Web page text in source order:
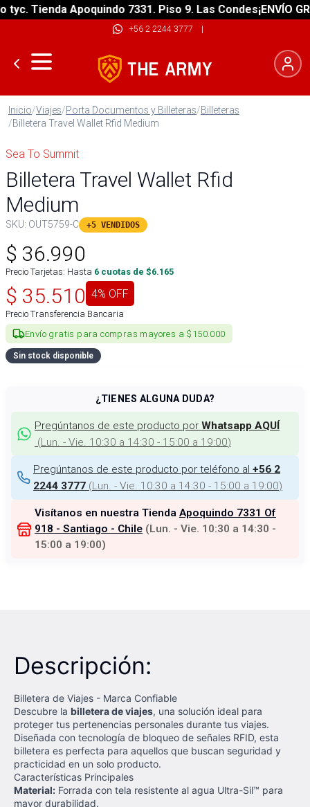
Tienda Apoquindo 7331. Piso 9. Las Condes¡ENVÍO
+56 2 2244 3777 |
Inicio/Viajes/Porta Documentos y Billeteras/Billeteras
/Billetera Travel Wallet Rfid Medium
Sea To Summit
Billetera Travel Wallet Rfid
Medium
SKU: OUT5759-C +5 VENDIDOS
$ 36.990
Precio Tarjetas: Hasta 6 cuotas de $6.165
$ 35.510 4% OFF
Precio Transferencia Bancaria
Envío gratis para compras mayores a $150.000
Sin stock disponible
¿TIENES ALGUNA DUDA?
Pregúntanos de este producto por Whatsapp AQUÍ
(Lun. - Vie. 10:30 a 14:30 - 15:00 a 19:00)
Pregúntanos de este producto por teléfono al +56 2
2244 3777 (Lun. - Vie. 10:30 a 14:30 - 15:00 a 19:00)
Visítanos en nuestra Tienda Apoquindo 7331 Of
918 - Santiago - Chile (Lun. - Vie. 10:30 a 14:30 -
15:00 a 19:00)
Descripción:
Billetera de Viajes - Marca Confiable
Descubre la billetera de viajes, una solución ideal para
proteger tus pertenencias personales durante tus viajes.
Diseñada con tecnología de bloqueo de señales RFID, esta
billetera es perfecta para aquellos que buscan seguridad y
practicidad en un solo producto.
Características Principales
Material: Forrada con tela resistente al agua Ultra-Sil™ para
mayor durabilidad.